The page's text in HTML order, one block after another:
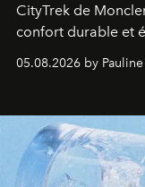
CityTrek de
confort durable et
accompagner les
05.08.2026 by